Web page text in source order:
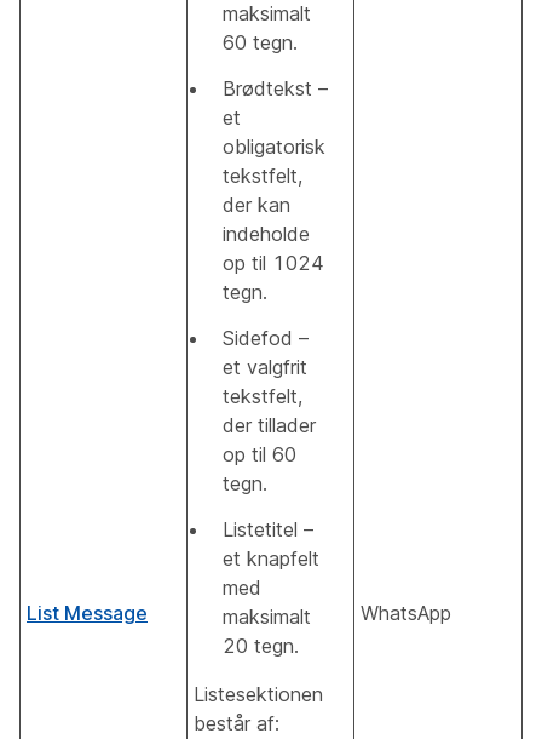
List Message
maksimalt
60 tegn.
Brødtekst –
et
obligatorisk
tekstfelt,
der kan
indeholde
op til 1024
tegn.
Sidefod –
et valgfrit
tekstfelt,
der tillader
op til 60
tegn.
Listetitel –
et knapfelt
med
maksimalt
20 tegn.
Listesektionen
består af:
WhatsApp